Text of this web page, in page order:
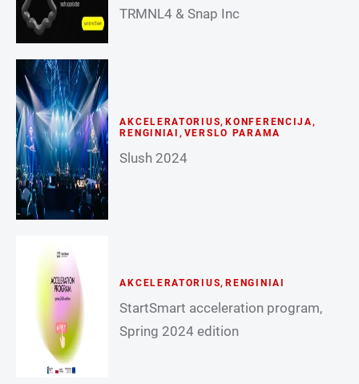
TRMNL4 & Snap Inc
AKCELERATORIUS, KONFERENCIJA,
RENGINIAI , VERSLO PARAMA
Slush 2024
AKCELERATORIUS, RENGINIAI
StartSmart acceleration program,
Spring 2024 edition